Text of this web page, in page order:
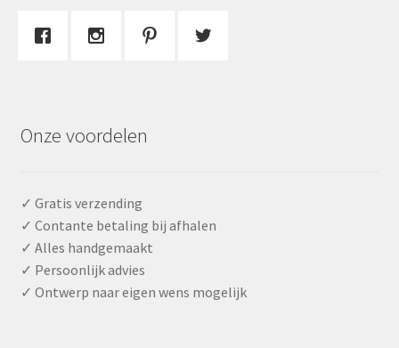
Onze voordelen
✓ Gratis verzending
✓ Contante betaling bij afhalen
✓ Alles handgemaakt
✓ Persoonlijk advies
✓ Ontwerp naar eigen wens mogelijk